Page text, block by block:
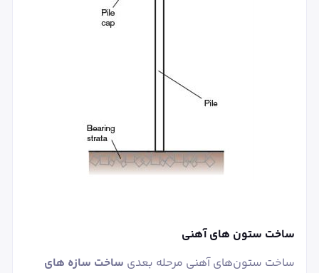
ساخت ستون های آهنی
ساخت ستون‌های آهنی مرحله بعدی ساخت سازه های